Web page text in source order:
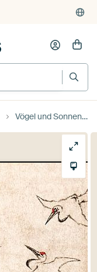
Vögel und Sonnenuntergang von Katsushika Hokusai's